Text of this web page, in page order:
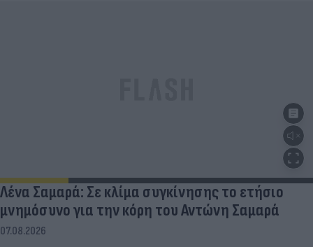
Λένα Σαμαρά: Σε κλίμα συγκίνησης το ετήσιο
μνημόσυνο για την κόρη του Αντώνη Σαμαρά
07.08.2026